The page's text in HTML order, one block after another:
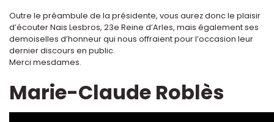
Outre le préambule de la présidente, vous aurez donc le plaisir
d’écouter Nais Lesbros, 23e Reine d’Arles, mais également ses
demoiselles d’honneur qui nous offraient pour l’occasion leur
dernier discours en public.
Merci mesdames.
Marie-Claude Roblès